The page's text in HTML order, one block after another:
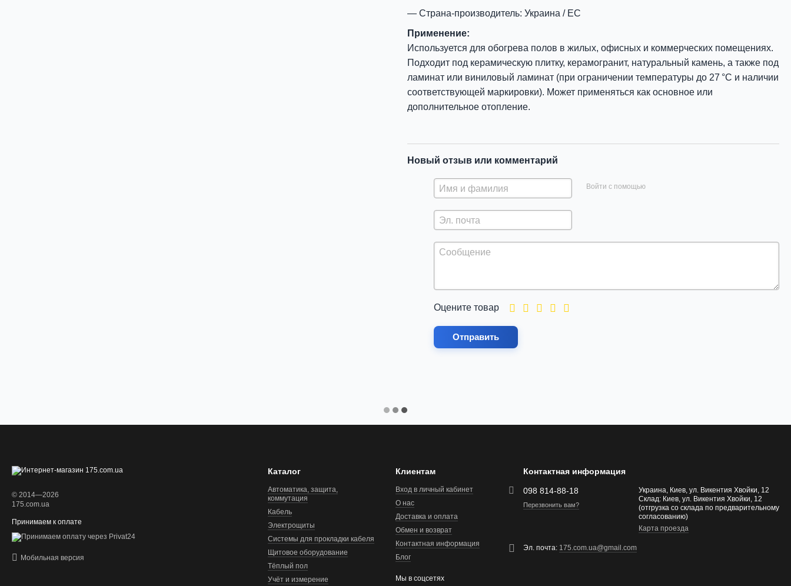
Страна-производитель: Украина / ЕС
Применение:
Используется для обогрева полов в жилых, офисных и коммерческих помещениях.
Подходит под керамическую плитку, керамогранит, натуральный камень, а также под
ламинат или виниловый ламинат (при ограничении температуры до 27 °C и наличии
соответствующей маркировки). Может применяться как основное или
дополнительное отопление.
Новый отзыв или комментарий
Войти с помощью
Оцените товар
Отправить
© 2014—2026
175.com.ua
Принимаем к оплате
Мобильная версия
Каталог
Автоматика, защита,
коммутация
Кабель
Электрощиты
Системы для прокладки кабеля
Щитовое оборудование
Тёплый пол
Учёт и измерение
Клиентам
Вход в личный кабинет
О нас
Доставка и оплата
Обмен и возврат
Контактная информация
Блог
Мы в соцсетях
Контактная информация
098 814-88-18
Перезвонить вам?
Украина, Киев, ул. Викентия Хвойки, 12
Склад: Киев, ул. Викентия Хвойки, 12
(отгрузка со склада по предварительному
согласованию)
Карта проезда
Эл. почта: 175.com.ua@gmail.com